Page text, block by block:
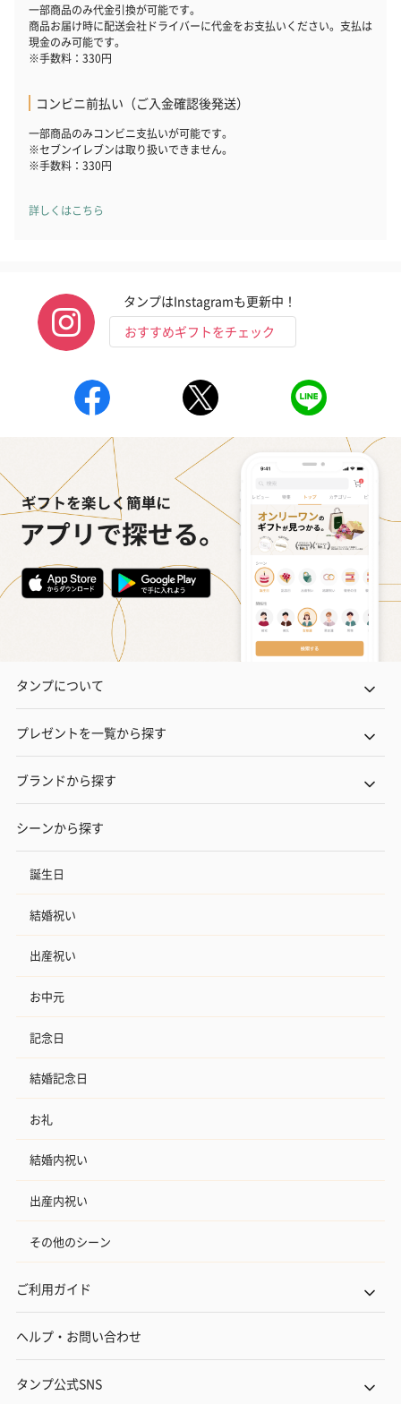
一部商品のみ代金引換が可能です。
商品お届け時に配送会社ドライバーに代金をお支払いください。支払は
現金のみ可能です。
※手数料：330円
コンビニ前払い（ご入金確認後発送）
一部商品のみコンビニ支払いが可能です。
※セブンイレブンは取り扱いできません。
※手数料：330円
詳しくはこちら
タンプはInstagramも更新中！
おすすめギフトをチェック
タンプについて
プレゼントを一覧から探す
ブランドから探す
シーンから探す
誕生日
結婚祝い
出産祝い
お中元
記念日
結婚記念日
お礼
結婚内祝い
出産内祝い
その他のシーン
ご利用ガイド
ヘルプ・お問い合わせ
タンプ公式SNS